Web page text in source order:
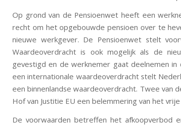
Op grond van de Pensioenwet heeft een
recht om het opgebouwde pensioen over te
nieuwe werkgever. De Pensioenwet stelt
Waardeoverdracht is ook mogelijk als de
gevestigd en de werknemer gaat deelnemen in
een internationale waardeoverdracht stelt
een binnenlandse waardeoverdracht. Twee van
Hof van Justitie EU een belemmering van het
De voorwaarden betreffen het afkoopverbod